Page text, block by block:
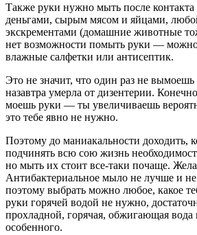
Также руки нужно мыть после
деньгами, сырым мясом и яйцами,
экскрементами (домашние животные
нет возможности помыть руки ― можно
влажные салфетки или антисептик.
Это не значит, что один раз не
назавтра умерла от дизентерии.
моешь руки ― ты увеличиваешь
это тебе явно не нужно.
Поэтому до маниакальности доходить,
подчинять всю сою жизнь
но мыть их стоит все-таки почаще.
Антибактериальное мыло не лучше и
поэтому выбрать можно любое, какое
руки горячей водой не нужно,
прохладной, горячая, обжигающая вода
особенного.